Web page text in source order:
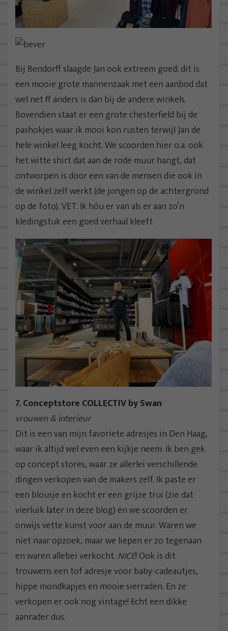
Bij Bendorff slaagde Jan ook extreem goed; dit is
een mooie grote mannenzaak met een aanbod dat
wel net ff anders is dan bij de andere winkels.
Bovendien staat er een grote chesterfield bij de
pashokjes waar ik mooi kon rusten terwijl Jan de
hele winkel leeg kocht. We scoorden hier o.a. ook
het witte shirt dat aan de rode muur hangt, dat
ontworpen is door een van de mensen die ook in
de winkel zelf werkt (de jongen op de achtergrond
op de foto). VET. Ik hóu er van als er aan zo’n
kledingstuk een goed verhaal kleeft.
7. Conceptstore COLLECTIV by Swan
vrouwen & interieur
Dit is een van mijn favoriete adresjes in Den Haag,
waar ik altijd wel even een kijkje neem. Ik ben gek
op concept stores, waar ze allerlei verschillende
dingen verkopen van de makers zelf. Ik paste er
een blousje en kocht er een grijze trui (zie dat
vierluik later in deze blog) én we scoorden er
onwijs vette kunst voor aan de muur. Waren we
niet naar opzoek, maar we liepen er zo tegenaan
en waren allebei verkocht. NICE! Ook is dit
trouwens een tof adresje voor baby-cadeautjes,
hippe mondkapjes en mooie sierraden. En ze
verkopen er ook nog vintage! Echt een dikke
aanrader dus.